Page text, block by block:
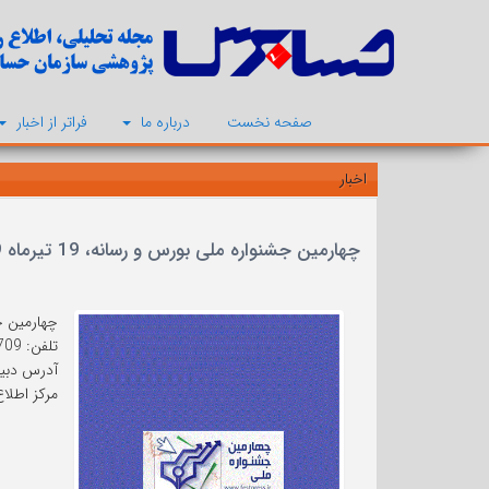
صفحه نخست درباره ما فراتر از اخبار
اخبار
چهارمین جشنواره ملی بورس و رسانه، 19 تیرماه 1399
چهارمین جشنواره
تلفن: 02184083709
آدرس دبیرخانه:
مرکز